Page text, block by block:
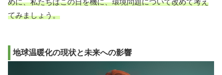
めに、私たちはこの日を機に、環境問題について改めて考え
てみましょう。
地球温暖化の現状と未来への影響